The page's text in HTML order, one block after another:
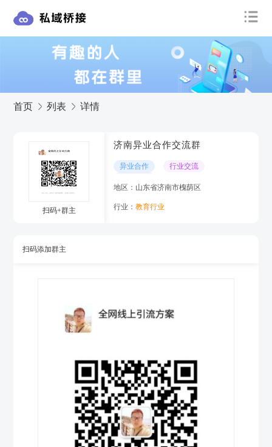
首页 列表 详情
扫码+群主
济南异业合作交流群
异业合作
行业交流
地区：山东省济南市槐荫区
行业：教育行业
扫码添加群主